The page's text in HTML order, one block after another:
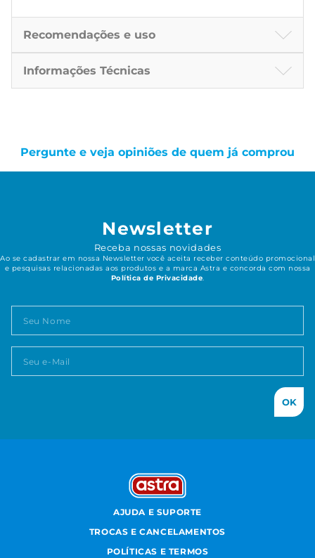
Recomendações e uso
Informações Técnicas
Pergunte e veja opiniões de quem já comprou
Newsletter
Receba nossas novidades
Ao se cadastrar em nossa Newsletter você aceita receber conteúdo promocional
e pesquisas relacionadas aos produtos e a marca Astra e concorda com nossa
Política de Privacidade.
OK
AJUDA E SUPORTE
TROCAS E CANCELAMENTOS
POLÍTICAS E TERMOS